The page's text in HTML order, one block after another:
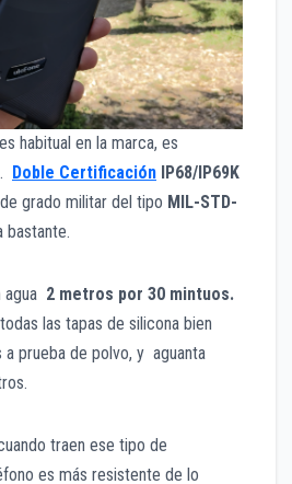
habitual en la marca, es
Doble Certificación IP68/IP69K
grado militar del tipo MIL-STD-
bastante.
agua 2 metros por 30 mintuos.
las tapas de silicona bien
prueba de polvo, y aguanta
traen ese tipo de
es más resistente de lo